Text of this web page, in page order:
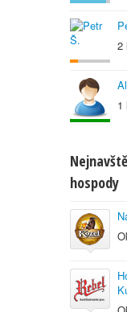
2
1
hospody